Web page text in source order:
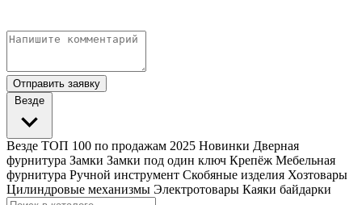
Отправить заявку
Везде
Везде ТОП 100 по продажам 2025 Новинки Дверная
фурнитура Замки Замки под один ключ Крепёж Мебельная
фурнитура Ручной инструмент Скобяные изделия Хозтовары
Цилиндровые механизмы Электротовары Каяки байдарки